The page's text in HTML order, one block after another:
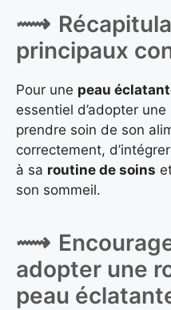
principaux
Pour une peau
essentiel d’adopter
prendre soin de son
correctement,
à sa routine de soins
son sommeil.
adopter une
peau